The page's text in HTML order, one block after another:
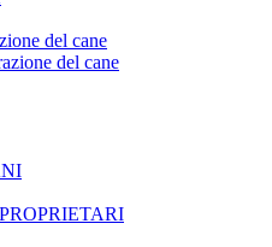
del cane
del cane